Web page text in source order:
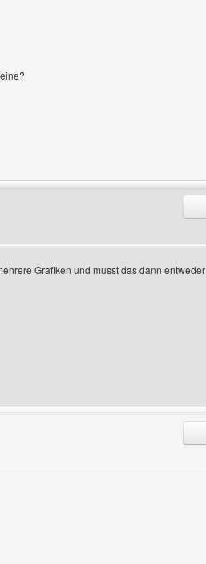
Grafiken und musst das dann entweder